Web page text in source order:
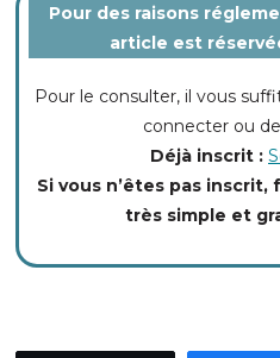
Pour des raisons
article est
Pour le consulter, il vous
connecter ou
Déjà inscrit :
Si vous n’êtes pas
très simple et